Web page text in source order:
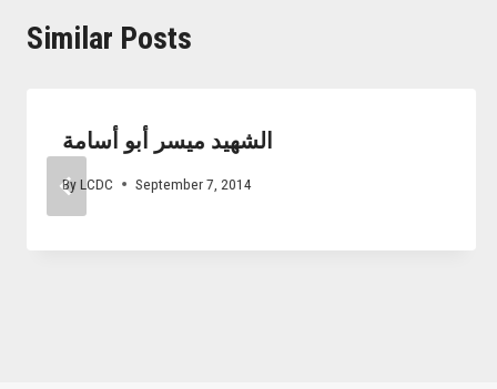
Similar Posts
الشهيد ميسر أبو أسامة
ByLCDC September 7, 2014